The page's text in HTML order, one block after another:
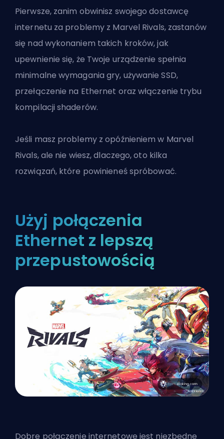
Pierwsze, zanim obwinisz swojego dostawcę
internetu za problemy z Marvel Rivals, zastanów
się nad wykonaniem takich kroków, jak
upewnienie się, że Twoje urządzenie spełnia
minimalne wymagania gry, używanie SSD,
przełączenie na Ethernet oraz włączenie trybu
kompilacji shaderów.
Jeśli masz problemy z opóźnieniem w Marvel
Rivals, ale nie wiesz, dlaczego, oto kilka
rozwiązań, które powinieneś spróbować.
Użyj połączenia
Ethernet z lepszą
przepustowością
Dobre połączenie internetowe jest niezbędne